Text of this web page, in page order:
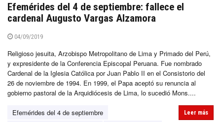
Efemérides del 4 de septiembre: fallece el
cardenal Augusto Vargas Alzamora
04/09/2019
Religioso jesuita, Arzobispo Metropolitano de Lima y Primado del Perú,
y expresidente de la Conferencia Episcopal Peruana. Fue nombrado
Cardenal de la Iglesia Católica por Juan Pablo II en el Consistorio del
26 de noviembre de 1994. En 1999, el Papa aceptó su renuncia al
gobierno pastoral de la Arquidiócesis de Lima, lo sucedió Mons....
Efemérides del 4 de septiembre
Leer más